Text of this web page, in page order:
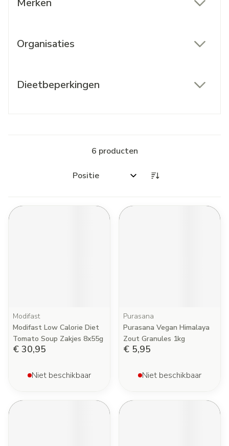
Merken
Organisaties
Dieetbeperkingen
6 producten
Sorteer op:
Modifast
Modifast Low Calorie Diet
Tomato Soup Zakjes 8x55g
€ 30,95
Niet beschikbaar
Purasana
Purasana Vegan Himalaya
Zout Granules 1kg
€ 5,95
Niet beschikbaar